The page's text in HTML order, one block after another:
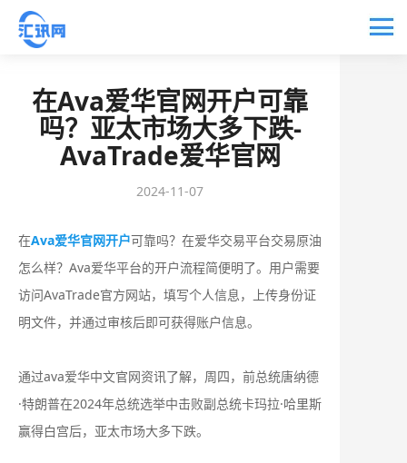
在Ava爱华官网开户可靠
吗？亚太市场大多下跌-
AvaTrade爱华官网
2024-11-07
在Ava爱华官网开户可靠吗？在爱华交易平台交易原油
怎么样？Ava爱华平台的开户流程简便明了。用户需要
访问AvaTrade官方网站，填写个人信息，上传身份证
明文件，并通过审核后即可获得账户信息。
通过ava爱华中文官网资讯了解，周四，前总统唐纳德
·特朗普在2024年总统选举中击败副总统卡玛拉·哈里斯
赢得白宫后，亚太市场大多下跌。